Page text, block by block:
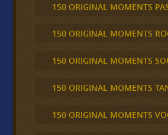
150 ORIGINAL MOMENTS
150 ORIGINAL MOMENTS
150 ORIGINAL MOMENTS
150 ORIGINAL MOMENTS
150 ORIGINAL MOMENTS